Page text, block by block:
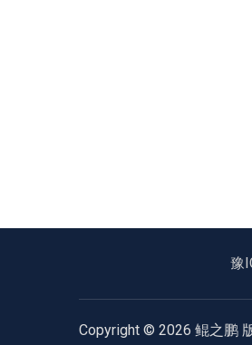
豫
Copyright © 2026 鲲之鹏